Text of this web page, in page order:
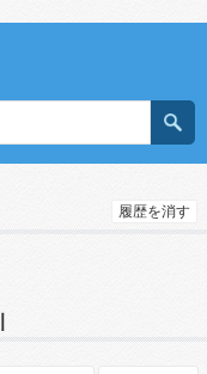
履歴を消す